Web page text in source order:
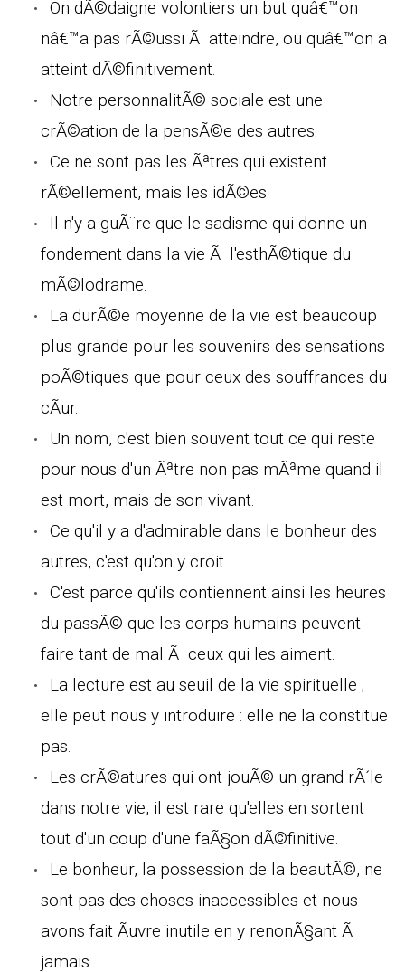
On dÃ©daigne volontiers un but quâ€™on
nâ€™a pas rÃ©ussi Ã atteindre, ou quâ€™on a
atteint dÃ©finitivement.
Notre personnalitÃ© sociale est une
crÃ©ation de la pensÃ©e des autres.
Ce ne sont pas les Ãªtres qui existent
rÃ©ellement, mais les idÃ©es.
Il n'y a guÃ¨re que le sadisme qui donne un
fondement dans la vie Ã l'esthÃ©tique du
mÃ©lodrame.
La durÃ©e moyenne de la vie est beaucoup
plus grande pour les souvenirs des sensations
poÃ©tiques que pour ceux des souffrances du
cÃur.
Un nom, c'est bien souvent tout ce qui reste
pour nous d'un Ãªtre non pas mÃªme quand il
est mort, mais de son vivant.
Ce qu'il y a d'admirable dans le bonheur des
autres, c'est qu'on y croit.
C'est parce qu'ils contiennent ainsi les heures
du passÃ© que les corps humains peuvent
faire tant de mal Ã ceux qui les aiment.
La lecture est au seuil de la vie spirituelle ;
elle peut nous y introduire : elle ne la constitue
pas.
Les crÃ©atures qui ont jouÃ© un grand rÃ´le
dans notre vie, il est rare qu'elles en sortent
tout d'un coup d'une faÃ§on dÃ©finitive.
Le bonheur, la possession de la beautÃ©, ne
sont pas des choses inaccessibles et nous
avons fait Ãuvre inutile en y renonÃ§ant Ã
jamais.